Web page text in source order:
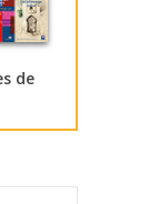
de